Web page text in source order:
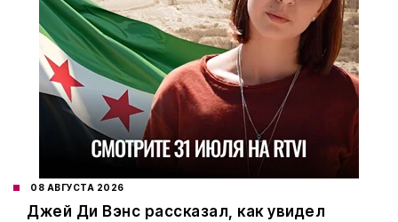
08 АВГУСТА 2026
Джей Ди Вэнс рассказал, как увидел